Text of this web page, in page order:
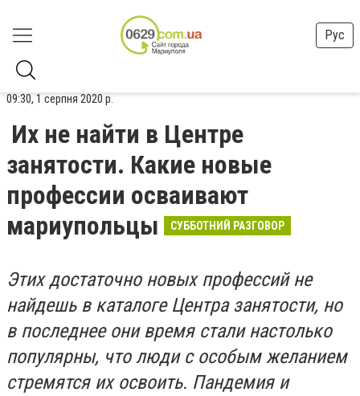
Рус
09:30, 1 серпня 2020 р.
Их не найти в Центре
занятости. Какие новые
профессии осваивают
мариупольцы
СУББОТНИЙ РАЗГОВОР
Этих достаточно новых профессий не
найдешь в каталоге Центра занятости, но
в последнее они время стали настолько
популярны, что люди с особым желанием
стремятся их освоить. Пандемия и